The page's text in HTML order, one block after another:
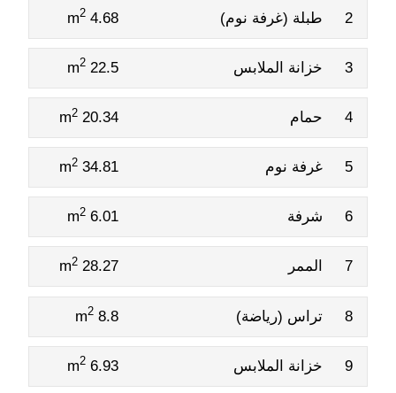
2 طبلة (غرفة نوم) 4.68 m
2
3 خزانة الملابس 22.5 m
2
4 حمام 20.34 m
2
5 غرفة نوم 34.81 m
2
6 شرفة 6.01 m
2
7 الممر 28.27 m
2
8 تراس (رياضة) 8.8 m
2
9 خزانة الملابس 6.93 m
2